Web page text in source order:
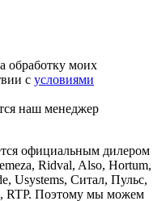
обработку моих
с условиями
наш менеджер
официальным дилером
Ridval, Also, Hortum,
Usystems, Ситал, Пульс,
Поэтому мы можем